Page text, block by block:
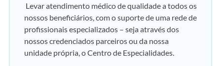
Levar atendimento médico de qualidade a todos os
nossos beneficiários, com o suporte de uma rede de
profissionais especializados – seja através dos
nossos credenciados parceiros ou da nossa
unidade própria, o Centro de Especialidades.